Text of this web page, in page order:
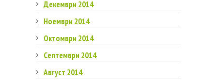
Декември 2014
Ноември 2014
Октомври 2014
Септември 2014
Август 2014